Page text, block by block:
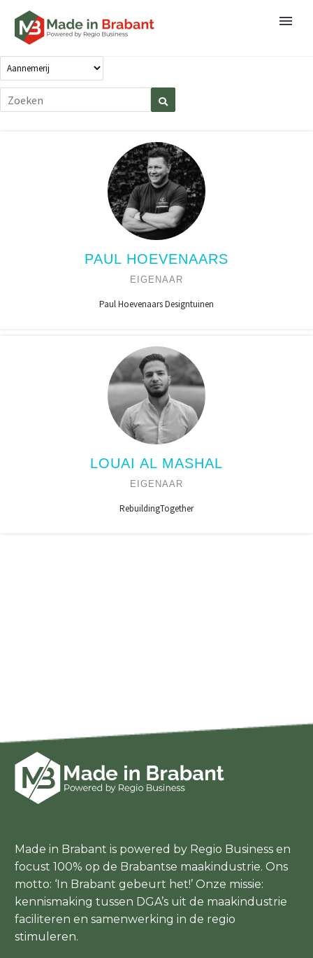
PAUL HOEVENAARS
EIGENAAR
Paul Hoevenaars Designtuinen
LOUAI AL MASHAL
EIGENAAR
RebuildingTogether
Made in Brabant is powered by Regio Business en
focust 100% op de Brabantse maakindustrie. Ons
motto: ‘In Brabant gebeurt het!’ Onze missie:
kennismaking tussen DGA’s uit de maakindustrie
faciliteren en samenwerking in de regio
stimuleren.